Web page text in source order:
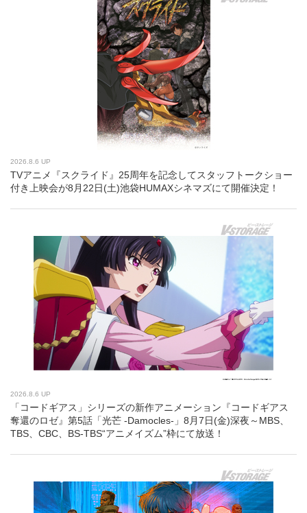
2026.8.6 UP
TVアニメ『スクライド』25周年を記念してスタッフトークショー
付き上映会が8月22日(土)池袋HUMAXシネマズにて開催決定！
2026.8.6 UP
「コードギアス」シリーズの新作アニメーション『コードギアス
奪還のロゼ』第5話「光芒 -Damocles-」8月7日(金)深夜～MBS、
TBS、CBC、BS-TBS“アニメイズム”枠にて放送！